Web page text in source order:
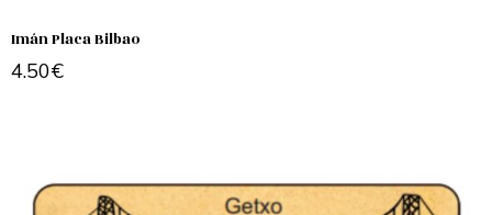
Imán Placa Bilbao
4.50€